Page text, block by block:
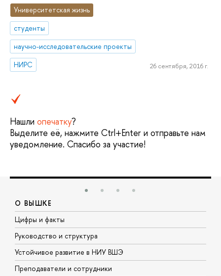
Университетская жизнь
студенты
научно-исследовательские проекты
НИРС
26 сентября, 2016 г.
Нашли опечатку?
Выделите её, нажмите Ctrl+Enter и отправьте нам
уведомление. Спасибо за участие!
О ВЫШКЕ
Цифры и факты
Руководство и структура
Устойчивое развитие в НИУ ВШЭ
Преподаватели и сотрудники